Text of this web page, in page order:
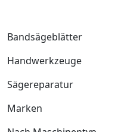
Bandsägeblätter
Handwerkzeuge
Sägereparatur
Marken